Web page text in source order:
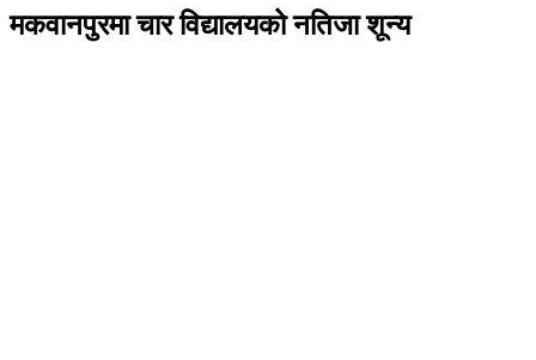
मकवानपुरमा चार विद्यालयको नतिजा शून्य